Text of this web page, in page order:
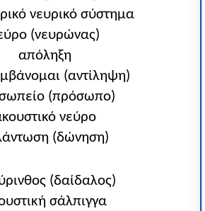
νευρικό σύστημα
(νευρώνας)
απόληξη
(αντίληψη)
(πρόσωπο)
νεύρο
(δώνηση)
(δαίδαλος)
σάλπιγγα